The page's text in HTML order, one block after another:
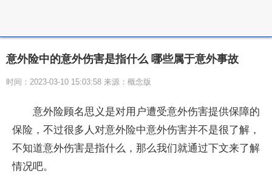
意外险中的意外伤害是指什么 哪些属于意外事故
时间：2023-03-10 15:03:58 来源：概念版
意外险顾名思义是对用户遭受意外伤害提供保障的
保险，不过很多人对意外险中意外伤害并不是很了解，
不知道意外伤害是指什么，那么我们就通过下文来了解
情况吧。